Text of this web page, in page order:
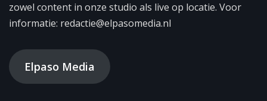
zowel content in onze studio als live op locatie. Voor
informatie: redactie@elpasomedia.nl
Elpaso Media